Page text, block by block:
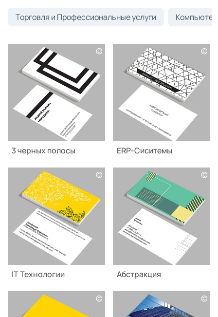
Торговля и Профессиональные услуги
©
3 черных полосы
©
ERP-Сиситемы
©
IT Технологии
©
Абстракция
© ©